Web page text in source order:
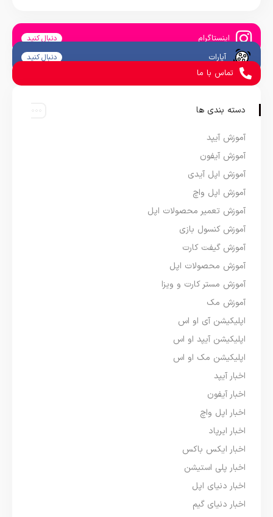
اینستاگرام دنبال کنید
آپارات دنبال کنید
تماس با ما
دسته بندی ها
آموزش آیپد
آموزش آیفون
آموزش اپل آیدی
آموزش اپل واچ
آموزش تعمیر محصولات اپل
آموزش کنسول بازی
آموزش گیفت کارت
آموزش محصولات اپل
آموزش مستر کارت و ویزا
آموزش مک
اپلیکیشن آی او اس
اپلیکیشن آیپد او اس
اپلیکیشن مک او اس
اخبار آیپد
اخبار آیفون
اخبار اپل واچ
اخبار ایرپاد
اخبار ایکس باکس
اخبار پلی استیشن
اخبار دنیای اپل
اخبار دنیای گیم